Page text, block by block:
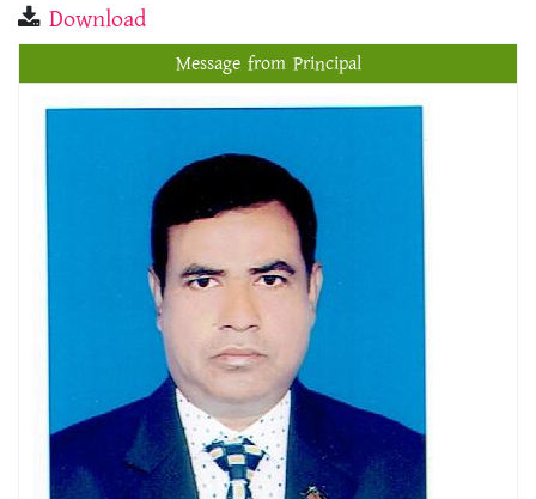
Download
Message from Principal